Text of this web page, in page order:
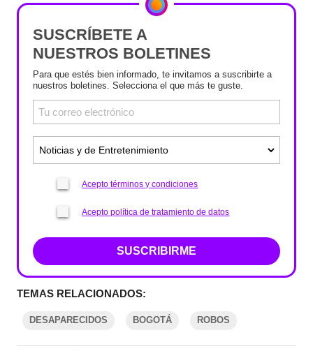
SUSCRÍBETE A
NUESTROS BOLETINES
Para que estés bien informado, te invitamos a suscribirte a
nuestros boletines. Selecciona el que más te guste.
Acepto términos y condiciones
Acepto política de tratamiento de datos
SUSCRIBIRME
TEMAS RELACIONADOS:
DESAPARECIDOS BOGOTÁ ROBOS